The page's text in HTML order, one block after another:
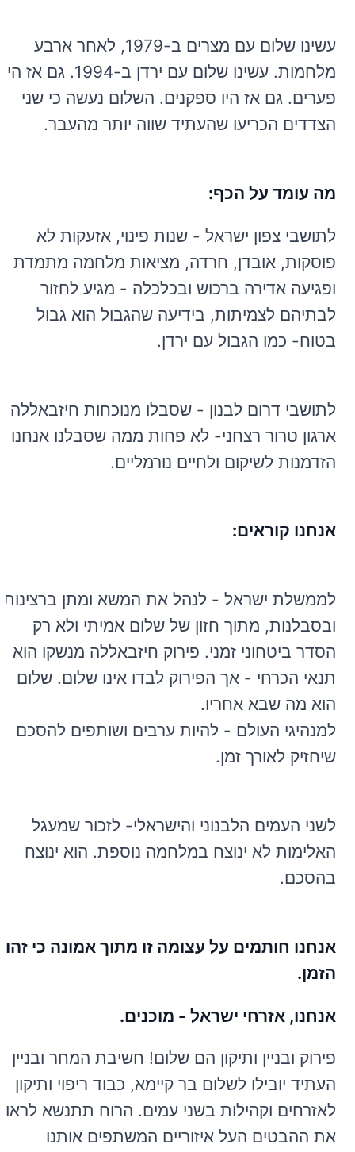
עשינו שלום עם מצרים ב-1979, לאחר ארבע
מלחמות. עשינו שלום עם ירדן ב-1994. גם אז היו
פערים. גם אז היו ספקנים. השלום נעשה כי שני
הצדדים הכריעו שהעתיד שווה יותר מהעבר.
מה עומד על הכף:
לתושבי צפון ישראל - שנות פינוי, אזעקות לא
פוסקות, אובדן, חרדה, מציאות מלחמה מתמדת
ופגיעה אדירה ברכוש ובכלכלה - מגיע לחזור
לבתיהם לצמיתות, בידיעה שהגבול הוא גבול
בטוח- כמו הגבול עם ירדן.
לתושבי דרום לבנון - שסבלו מנוכחות חיזבאללה
ארגון טרור רצחני- לא פחות ממה שסבלנו אנחנו
הזדמנות לשיקום ולחיים נורמליים.
אנחנו קוראים:
לממשלת ישראל - לנהל את המשא ומתן ברצינות
ובסבלנות, מתוך חזון של שלום אמיתי ולא רק
הסדר ביטחוני זמני. פירוק חיזבאללה מנשקו הוא
תנאי הכרחי - אך הפירוק לבדו אינו שלום. שלום
הוא מה שבא אחריו.
למנהיגי העולם - להיות ערבים ושותפים להסכם
שיחזיק לאורך זמן.
לשני העמים הלבנוני והישראלי- לזכור שמעגל
האלימות לא ינוצח במלחמה נוספת. הוא ינוצח
בהסכם.
אנחנו חותמים על עצומה זו מתוך אמונה כי זהו
הזמן.
אנחנו, אזרחי ישראל - מוכנים.
פירוק ובניין ותיקון הם שלום! חשיבת המחר ובניין
העתיד יובילו לשלום בר קיימא, כבוד ריפוי ותיקון
לאזרחים וקהילות בשני עמים. הרוח תתנשא
את ההבטים העל איזוריים המשתפים אותנו